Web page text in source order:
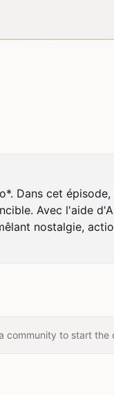
Dans cet
Avec l'aide
nostalgie,
community to start the